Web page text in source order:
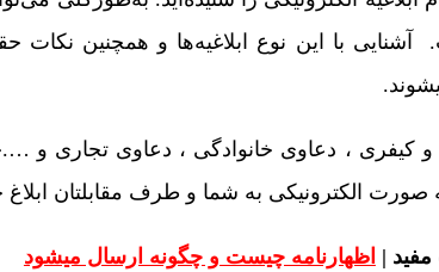
با این نوع ابلاغیه‌ها و همچنین نکات
کیفری ، دعاوی خانوادگی ، دعاوی تجاری و
صورت الکترونیکی به شما و طرف مقابلتان
| اظهارنامه چیست و چگونه ارسال میشود